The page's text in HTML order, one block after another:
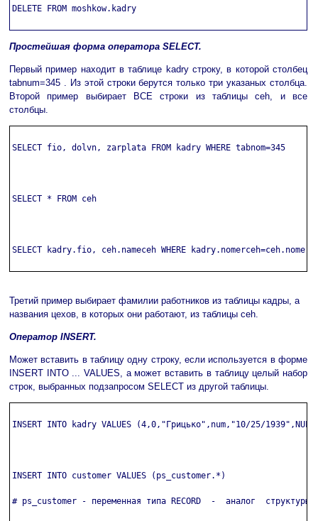
DELETE FROM moshkow.kadry
Простейшая форма оператора SELECT.
Первый пример находит в таблице kadry строку, в которой столбец
tabnum=345 . Из этой строки берутся только три указаных столбца.
Второй пример выбирает ВСЕ строки из таблицы ceh, и все
столбцы.
SELECT fio, dolvn, zarplata FROM kadry WHERE tabnom=345
SELECT * FROM ceh
SELECT kadry.fio, ceh.nameceh WHERE
Третий пример выбирает фамилии работников из таблицы кадры, а
названия цехов, в которых они работают, из таблицы ceh.
Оператор INSERT.
Может вставить в таблицу одну строку, если используется в форме
INSERT INTO ... VALUES, а может вставить в таблицу целый набор
строк, выбранных подзапросом SELECT из другой таблицы.
INSERT INTO kadry VALUES (4,0,"Грицько",num,"10/25/
INSERT INTO customer VALUES (ps_customer.*)
# ps_customer - переменная типа RECORD  -  аналог  структуры